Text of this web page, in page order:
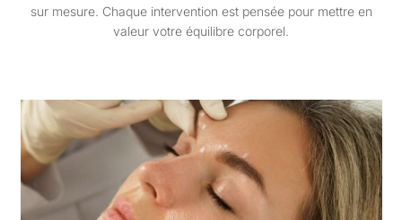
sur mesure. Chaque intervention est pensée pour mettre en
valeur votre équilibre corporel.
DOCTEUR NICOLAS ABBOUD